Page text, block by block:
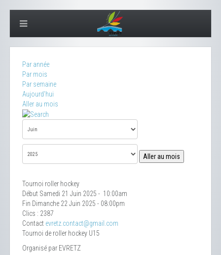
Par année
Par mois
Par semaine
Aujourd'hui
Aller au mois
Aller au mois
Tournoi roller hockey
Début Samedi 21 Juin 2025 - 10:00am
Fin Dimanche 22 Juin 2025 - 08:00pm
Clics : 2387
Contact evretz.contact@gmail.com
Tournoi de roller hockey U15
Organisé par EVRETZ